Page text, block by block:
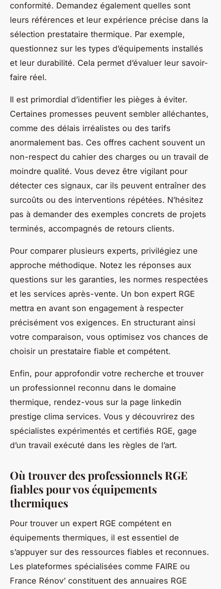
conformité. Demandez également quelles sont
leurs références et leur expérience précise dans la
sélection prestataire thermique. Par exemple,
questionnez sur les types d’équipements installés
et leur durabilité. Cela permet d’évaluer leur savoir-
faire réel.
Il est primordial d’identifier les pièges à éviter.
Certaines promesses peuvent sembler alléchantes,
comme des délais irréalistes ou des tarifs
anormalement bas. Ces offres cachent souvent un
non-respect du cahier des charges ou un travail de
moindre qualité. Vous devez être vigilant pour
détecter ces signaux, car ils peuvent entraîner des
surcoûts ou des interventions répétées. N’hésitez
pas à demander des exemples concrets de projets
terminés, accompagnés de retours clients.
Pour comparer plusieurs experts, privilégiez une
approche méthodique. Notez les réponses aux
questions sur les garanties, les normes respectées
et les services après-vente. Un bon expert RGE
mettra en avant son engagement à respecter
précisément vos exigences. En structurant ainsi
votre comparaison, vous optimisez vos chances de
choisir un prestataire fiable et compétent.
Enfin, pour approfondir votre recherche et trouver
un professionnel reconnu dans le domaine
thermique, rendez-vous sur la page linkedin
prestige clima services. Vous y découvrirez des
spécialistes expérimentés et certifiés RGE, gage
d’un travail exécuté dans les règles de l’art.
Où trouver des professionnels RGE
fiables pour vos équipements
thermiques
Pour trouver un expert RGE compétent en
équipements thermiques, il est essentiel de
s’appuyer sur des ressources fiables et reconnues.
Les plateformes spécialisées comme FAIRE ou
France Rénov’ constituent des annuaires RGE